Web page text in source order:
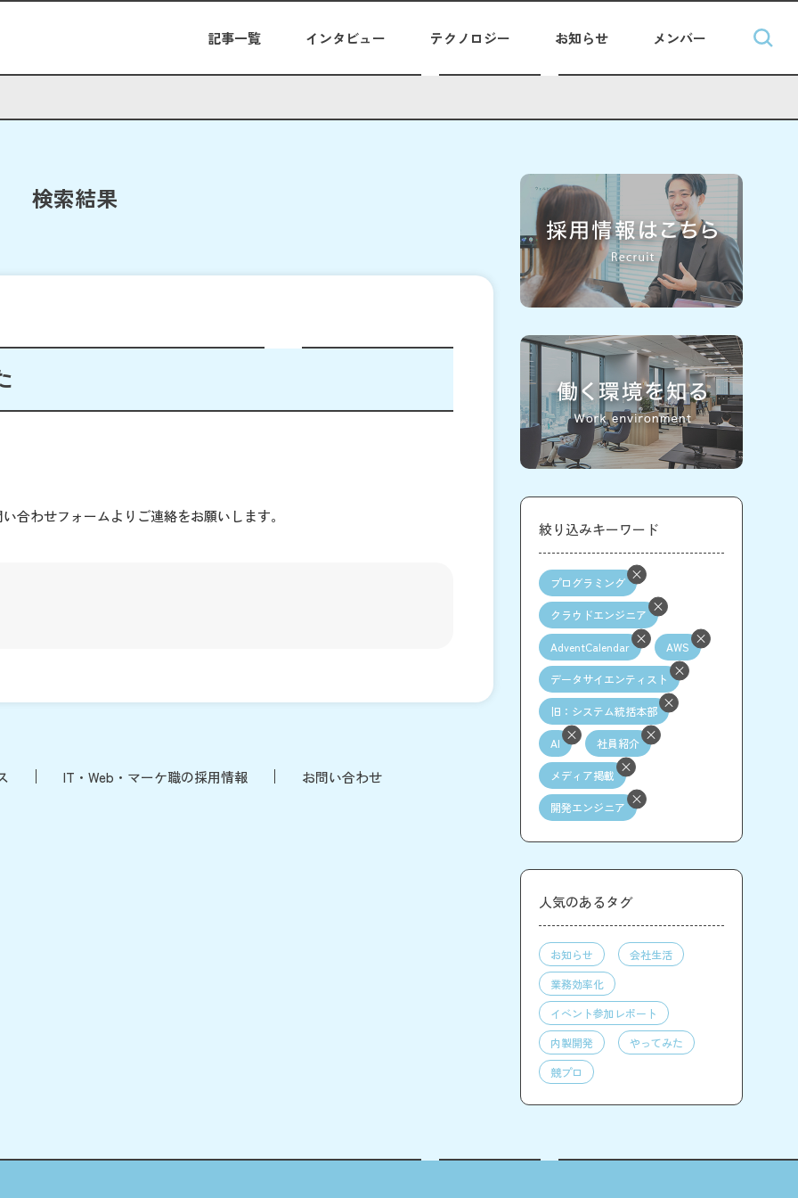
記事一覧 インタビュー テクノロジー お知らせ メンバー
検索結果
合わせフォームよりご連絡をお願いします。
IT・Web・マーケ職の採用情報 お問い合わせ
絞り込みキーワード
プログラミング
クラウドエンジニア
AdventCalendar AWS
データサイエンティスト
旧：システム統括本部
AI 社員紹介
メディア掲載
開発エンジニア
人気のあるタグ
お知らせ
会社生活
業務効率化
イベント参加レポート
内製開発
やってみた
競プロ